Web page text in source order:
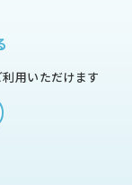
用いただけます